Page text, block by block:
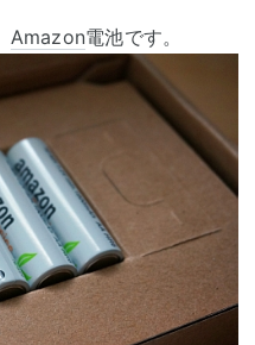
Amazon電池です。